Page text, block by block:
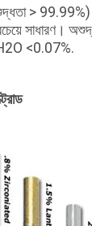
> 99.99%)
সাধারণ।
<0.07%.